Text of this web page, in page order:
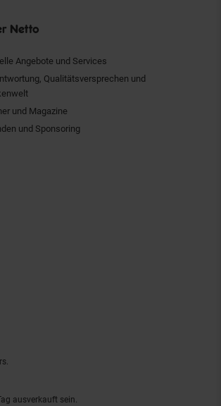
Netto
Angebote und Services
Qualitätsversprechen und
und Magazine
und Sponsoring
ausverkauft sein.